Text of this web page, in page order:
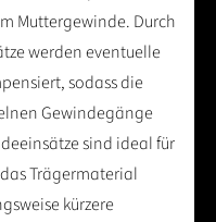
Muttergewinde. Durch
werden eventuelle
sodass die
Gewindegänge
sind ideal für
Trägermaterial
kürzere